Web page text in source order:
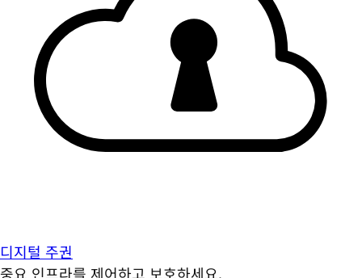
디지털 주권
중요 인프라를 제어하고 보호하세요.